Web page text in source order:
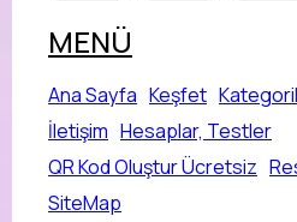
MENÜ
Ana Sayfa Keşfet
İletişim Hesaplar, Testler
QR Kod Oluştur Ücretsiz
SiteMap